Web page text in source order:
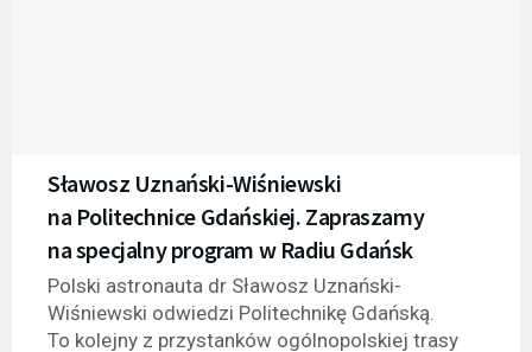
Sławosz Uznański-Wiśniewski
na Politechnice Gdańskiej. Zapraszamy
na specjalny program w Radiu Gdańsk
Polski astronauta dr Sławosz Uznański-
Wiśniewski odwiedzi Politechnikę Gdańską.
To kolejny z przystanków ogólnopolskiej trasy